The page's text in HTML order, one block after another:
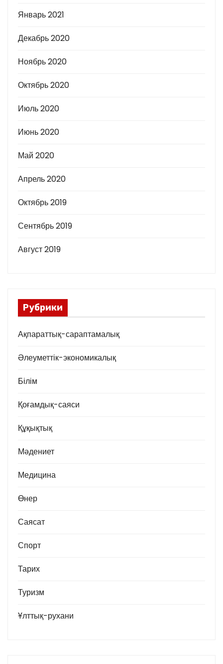
Январь 2021
Декабрь 2020
Ноябрь 2020
Октябрь 2020
Июль 2020
Июнь 2020
Май 2020
Апрель 2020
Октябрь 2019
Сентябрь 2019
Август 2019
Рубрики
Ақпараттық-сараптамалық
Әлеуметтік-экономикалық
Білім
Қоғамдық-саяси
Құқықтық
Мәдениет
Медицина
Өнер
Саясат
Спорт
Тарих
Туризм
Ұлттық-рухани